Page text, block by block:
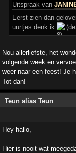
Uitspraak van
Eerst zien dan
uurtjes denk ik
Nou allerliefste, het
volgende week en
weer naar een feest! Je
Tot dan!
Teun alias Teun
Hey hallo,
Hier is nooit wat